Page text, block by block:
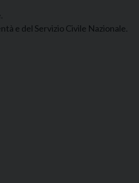
e del Servizio Civile Nazionale.